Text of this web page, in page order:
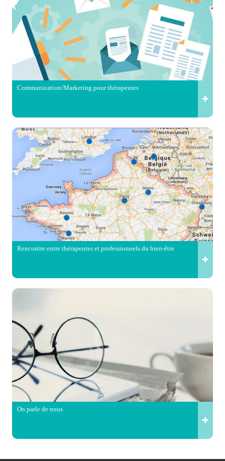
Communication/Marketing pour thérapeutes
Rencontre entre thérapeutes et professionnels du bien-être
On parle de nous